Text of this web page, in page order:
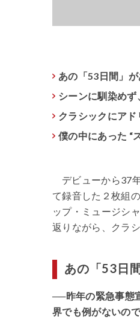
あの「53日間」
シーンに馴染め
クラシックにアド
僕の中にあった “
デビューから37
て録音した２枚組
ップ・ミュージシ
返りながら、クラ
あの「53日
──昨年の緊急事態
界でも例がないの